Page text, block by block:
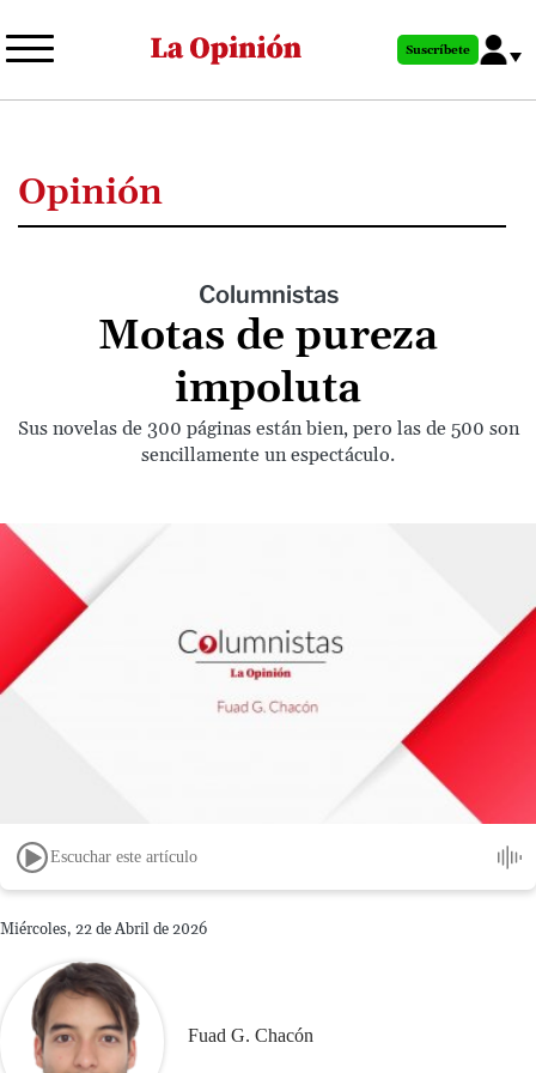
al
principal
Suscríbete
Opinión
Columnistas
Motas de pureza
impoluta
Sus novelas de 300 páginas están bien, pero las de 500 son
sencillamente un espectáculo.
Escuchar este artículo
Miércoles, 22 de Abril de 2026
Fuad G. Chacón